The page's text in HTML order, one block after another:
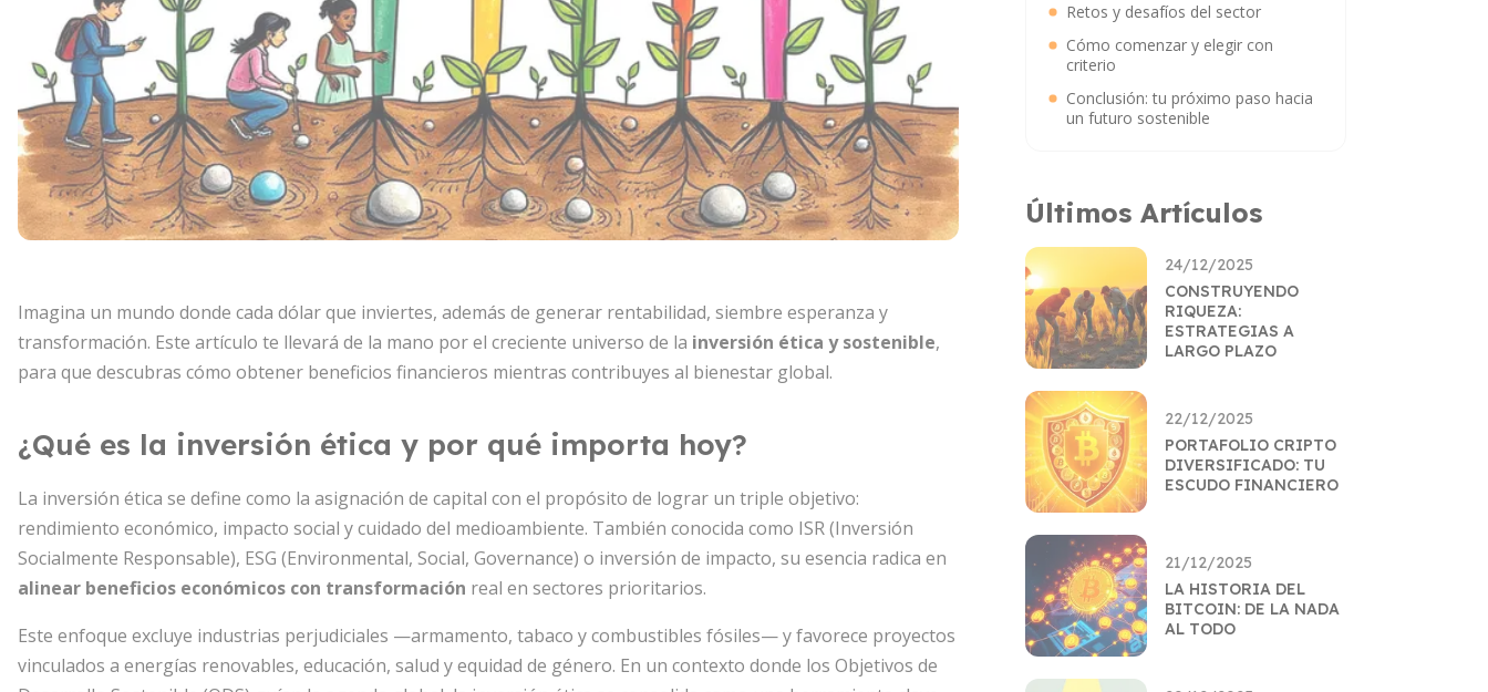
Imagina un mundo donde cada dólar que inviertes, además de generar rentabilidad, siembre esperanza y
transformación. Este artículo te llevará de la mano por el creciente universo de la inversión ética y sostenible,
para que descubras cómo obtener beneficios financieros mientras contribuyes al bienestar global.
¿Qué es la inversión ética y por qué importa hoy?
La inversión ética se define como la asignación de capital con el propósito de lograr un triple objetivo:
rendimiento económico, impacto social y cuidado del medioambiente. También conocida como ISR (Inversión
Socialmente Responsable), ESG (Environmental, Social, Governance) o inversión de impacto, su esencia radica en
alinear beneficios económicos con transformación real en sectores prioritarios.
Este enfoque excluye industrias perjudiciales —armamento, tabaco y combustibles fósiles— y favorece proyectos
vinculados a energías renovables, educación, salud y equidad de género. En un contexto donde los Objetivos de
Retos y desafíos del sector
Cómo comenzar y elegir con
criterio
Conclusión: tu próximo paso hacia
un futuro sostenible
Últimos Artículos
24/12/2025
CONSTRUYENDO
RIQUEZA:
ESTRATEGIAS A
LARGO PLAZO
22/12/2025
PORTAFOLIO CRIPTO
DIVERSIFICADO: TU
ESCUDO FINANCIERO
21/12/2025
LA HISTORIA DEL
BITCOIN: DE LA NADA
AL TODO